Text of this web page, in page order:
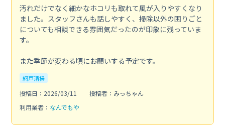
汚れだけでなく細かなホコリも取れて風が入りやすくなり
ました。スタッフさんも話しやすく、掃除以外の困りごと
についても相談できる雰囲気だったのが印象に残っていま
す。
また季節が変わる頃にお願いする予定です。
網戸清掃
投稿日：2026/03/11
投稿者：みっちゃん
利用業者： なんでもや